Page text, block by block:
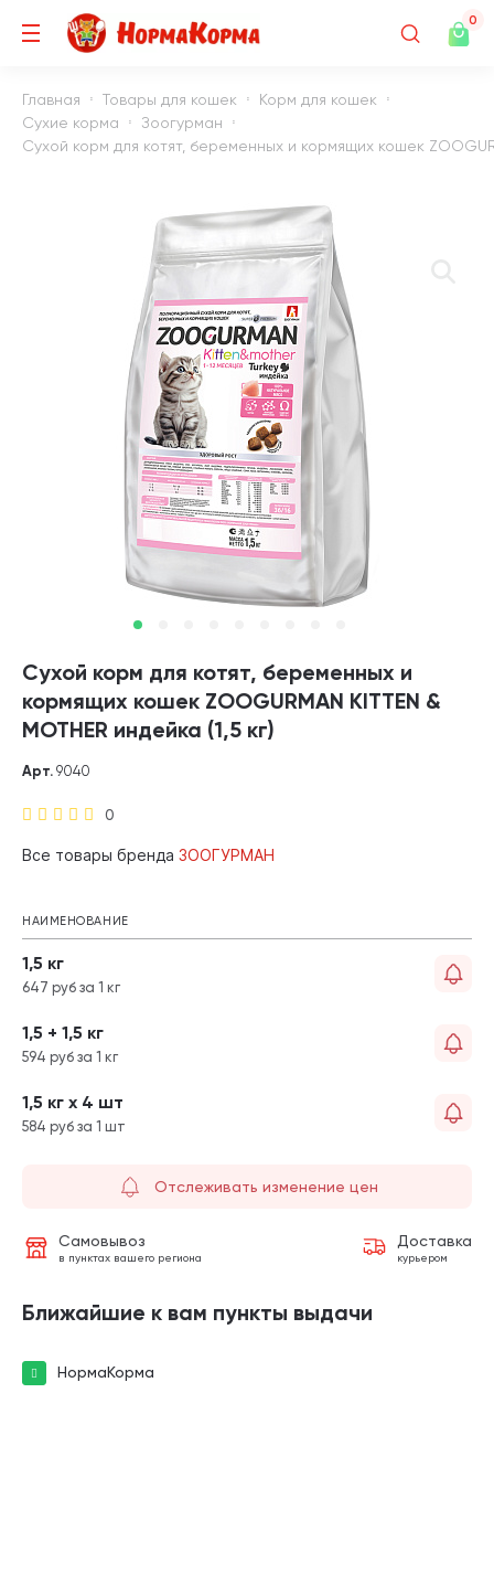
0
Главная Товары для кошек
Корм для кошек
Сухие корма
Зоогурман
Сухой корм для котят, беременных и кормящих кошек
Сухой корм для котят, беременных и
кормящих кошек ZOOGURMAN KITTEN &
MOTHER индейка (1,5 кг)
0
Арт. 9040
Все товары бренда ЗООГУРМАН
НАИМЕНОВАНИЕ
1,5 кг
647 руб за 1 кг
1,5 + 1,5 кг
594 руб за 1 кг
1,5 кг х 4 шт
584 руб за 1 шт
Отслеживать изменение цен
Самовывоз
в пунктах вашего региона
Доставка
курьером
Ближайшие к вам пункты выдачи
НормаКорма